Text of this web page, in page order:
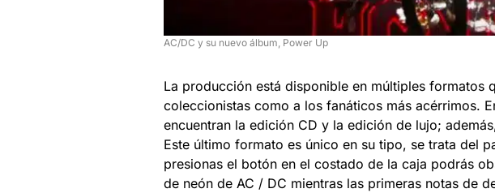
AC/DC y su nuevo álbum, Power Up
La producción está disponible en múltiples formatos
coleccionistas como a los fanáticos más acérrimos.
encuentran la edición CD y la edición de lujo;
Este último formato es único en su tipo, se trata del
presionas el botón en el costado de la caja podrás
de neón de AC / DC mientras las primeras notas de